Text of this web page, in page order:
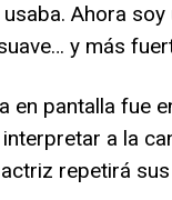
Ahora
y más
en pantalla fue
a la
repetirá